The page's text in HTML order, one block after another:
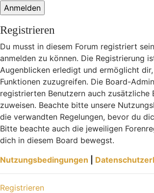
Registrieren
Du musst in diesem Forum registriert
anmelden zu können. Die Registrierung
Augenblicken erledigt und ermöglicht
Funktionen zuzugreifen. Die Board-
registrierten Benutzern auch zusätzliche
zuweisen. Beachte bitte unsere
die verwandten Regelungen, bevor du
Bitte beachte auch die jeweiligen
dich in diesem Board bewegst.
Nutzungsbedingungen
Registrieren